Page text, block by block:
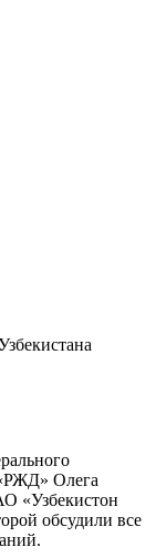
Олега
«Узбекистон
обсудили все